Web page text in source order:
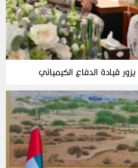
قيادة الدفاع الكيميائي